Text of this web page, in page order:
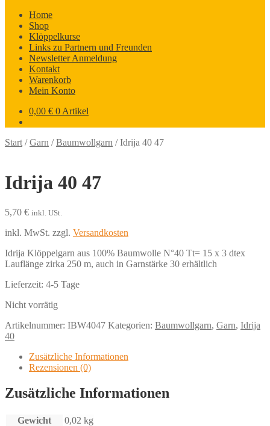
Home
Shop
Klöppelkurse
Links zu Partnern und Freunden
Newsletter Anmeldung
Kontakt
Warenkorb
Mein Konto
0,00 € 0 Artikel
Start /Garn /Baumwollgarn /Idrija 40 47
Idrija 40 47
5,70 € inkl. USt.
inkl. MwSt. zzgl. Versandkosten
Idrija Klöppelgarn aus 100% Baumwolle N°40 Tt= 15 x 3 dtex
Lauflänge zirka 250 m, auch in Garnstärke 30 erhältlich
Lieferzeit: 4-5 Tage
Nicht vorrätig
Artikelnummer: IBW4047 Kategorien: Baumwollgarn, Garn, Idrija
40
Zusätzliche Informationen
Rezensionen (0)
Zusätzliche Informationen
Gewicht 0,02 kg